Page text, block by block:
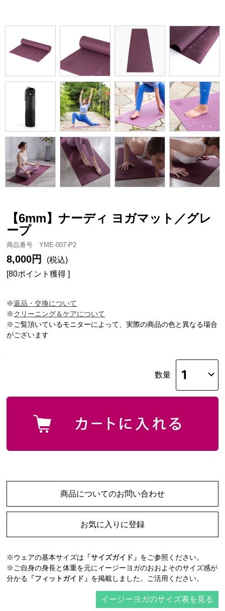
【6mm】ナーディ ヨガマット／グレ
ープ
商品番号 YME-007-P2
8,000円
(税込)
[80ポイント獲得 ]
※返品・交換について
※クリーニング＆ケアについて
※ご覧頂いているモニターによって、実際の商品の色と異なる場合
がございます
数量
商品についてのお問い合わせ
お気に入りに登録
※ウェアの基本サイズは 「サイズガイド」 をご参照ください。
※ご自身の身長と体重を元にイージーヨガのおおよそのサイズ感が
分かる 「フィットガイド」 を掲載しました。ご活用ください。
イージーヨガのサイズ表を見る